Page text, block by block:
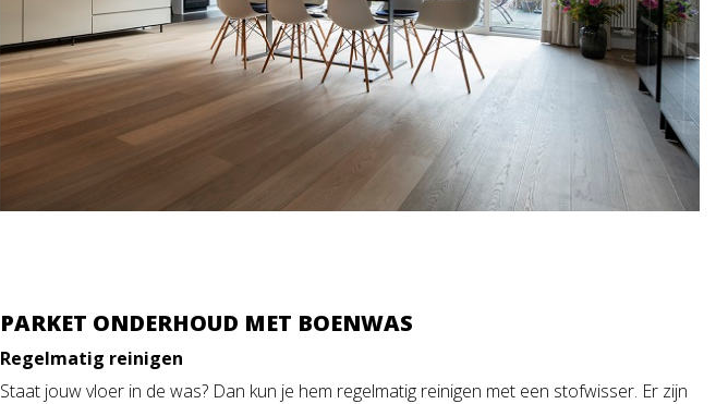
PARKET ONDERHOUD MET BOENWAS
Regelmatig reinigen
Staat jouw vloer in de was? Dan kun je hem regelmatig reinigen met een stofwisser. Er zijn